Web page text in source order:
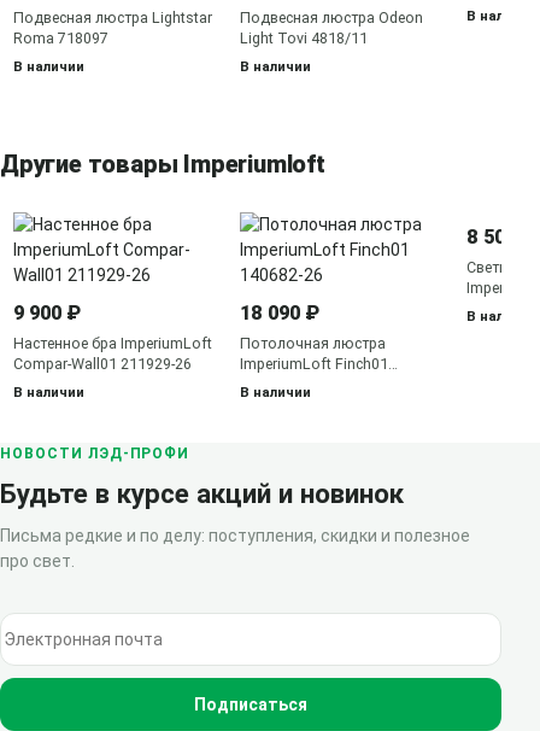
Подвесная люстра Lightstar
Roma 718097
В наличии
Подвесная люстра Odeon
Light Tovi 4818/11
В наличии
В наличии
Другие товары Imperiumloft
9 900 ₽
Настенное бра ImperiumLoft
Compar-Wall01 211929-26
В наличии
18 090 ₽
Потолочная люстра
ImperiumLoft Finch01
140682-26
В наличии
8 500 ₽
140535-26
В наличии
НОВОСТИ ЛЭД-ПРОФИ
Будьте в курсе акций и новинок
Письма редкие и по делу: поступления, скидки и полезное
про свет.
Электронная почта
Подписаться